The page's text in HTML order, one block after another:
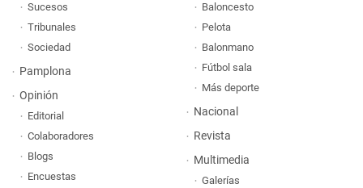
Sucesos
Tribunales
Sociedad
Pamplona
Opinión
Editorial
Colaboradores
Blogs
Encuestas
Baloncesto
Pelota
Balonmano
Fútbol sala
Más deporte
Nacional
Revista
Multimedia
Galerías